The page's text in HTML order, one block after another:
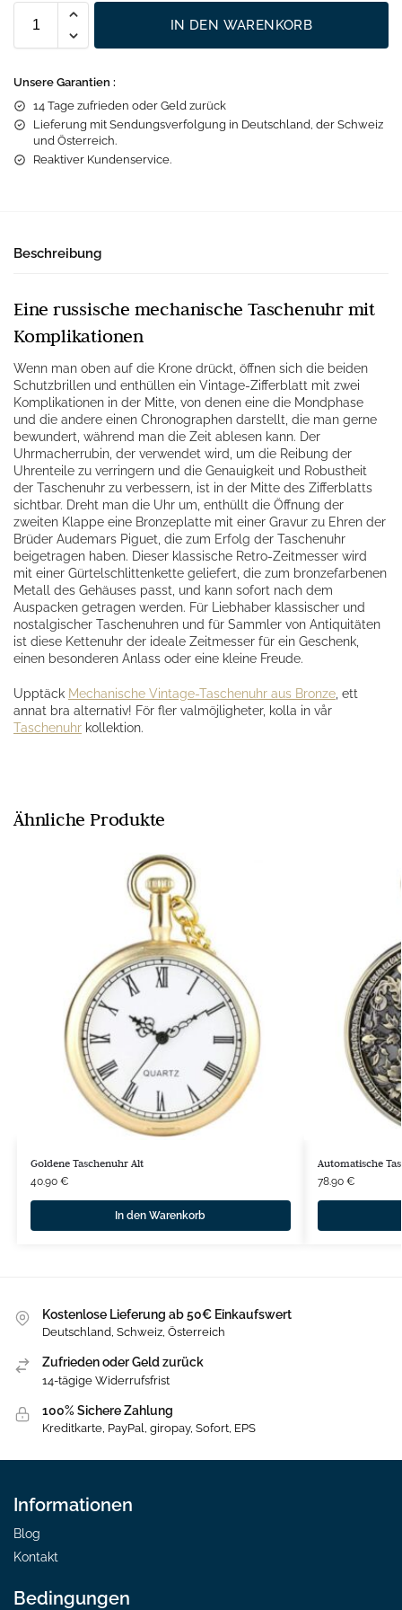
IN DEN WARENKORB
Unsere Garantien :
14 Tage zufrieden oder Geld zurück
Lieferung mit Sendungsverfolgung in Deutschland, der Schweiz
und Österreich.
Reaktiver Kundenservice.
Beschreibung
Eine russische mechanische Taschenuhr mit
Komplikationen
Wenn man oben auf die Krone drückt, öffnen sich die beiden
Schutzbrillen und enthüllen ein Vintage-Zifferblatt mit zwei
Komplikationen in der Mitte, von denen eine die Mondphase
und die andere einen Chronographen darstellt, die man gerne
bewundert, während man die Zeit ablesen kann. Der
Uhrmacherrubin, der verwendet wird, um die Reibung der
Uhrenteile zu verringern und die Genauigkeit und Robustheit
der Taschenuhr zu verbessern, ist in der Mitte des Zifferblatts
sichtbar. Dreht man die Uhr um, enthüllt die Öffnung der
zweiten Klappe eine Bronzeplatte mit einer Gravur zu Ehren der
Brüder Audemars Piguet, die zum Erfolg der Taschenuhr
beigetragen haben. Dieser klassische Retro-Zeitmesser wird
mit einer Gürtelschlittenkette geliefert, die zum bronzefarbenen
Metall des Gehäuses passt, und kann sofort nach dem
Auspacken getragen werden. Für Liebhaber klassischer und
nostalgischer Taschenuhren und für Sammler von Antiquitäten
ist diese Kettenuhr der ideale Zeitmesser für ein Geschenk,
einen besonderen Anlass oder eine kleine Freude.
Upptäck Mechanische Vintage-Taschenuhr aus Bronze , ett
annat bra alternativ! För fler valmöjligheter, kolla in vår
Taschenuhr kollektion.
Ähnliche Produkte
Goldene Taschenuhr Alt
40.90 €
In den Warenkorb
Automatische
78.90 €
Kostenlose Lieferung ab 50€ Einkaufswert
Deutschland, Schweiz, Österreich
Zufrieden oder Geld zurück
14-tägige Widerrufsfrist
100% Sichere Zahlung
Kreditkarte, PayPal, giropay, Sofort, EPS
Informationen
Blog
Kontakt
Bedingungen